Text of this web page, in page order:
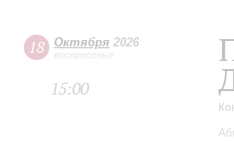
18 Октября 2026
воскресенье
15:00